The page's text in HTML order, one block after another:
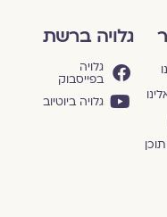
גלויה ברשת
גלויה
בפייסבוק
גלויה ביוטיוב